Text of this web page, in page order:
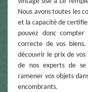
Nous avons toutes les
et la capacité de
pouvez donc
correcte de vos
découvrir le prix de vos
de nos experts de se
ramener vos objets
encombrants.